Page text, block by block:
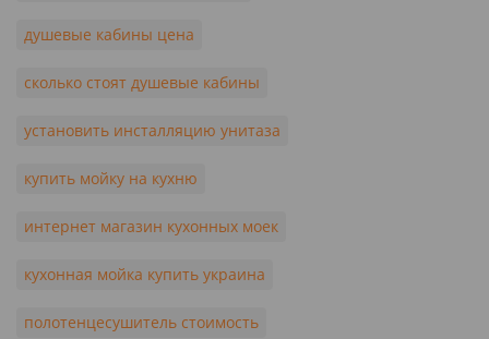
душевые кабины цена
сколько стоят душевые кабины
установить инсталляцию унитаза
купить мойку на кухню
интернет магазин кухонных моек
кухонная мойка купить украина
полотенцесушитель стоимость